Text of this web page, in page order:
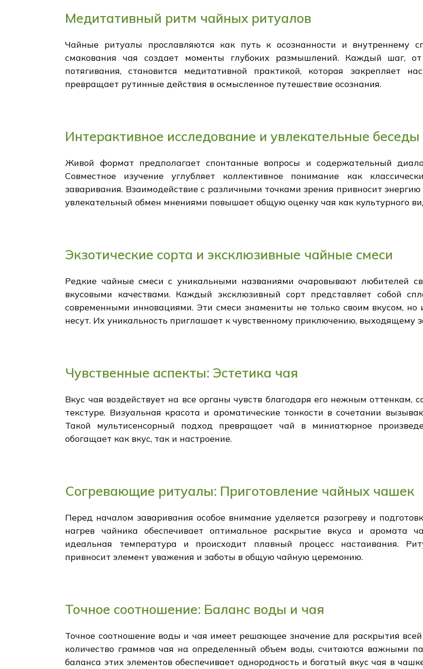
Медитативный ритм чайных ритуалов
Чайные ритуалы прославляются как путь к осознанности и внутреннему
смакования чая создает моменты глубоких размышлений. Каждый шаг,
потягивания, становится медитативной практикой, которая закрепляет
превращает рутинные действия в осмысленное путешествие осознания.
Интерактивное исследование и увлекательные
Живой формат предполагает спонтанные вопросы и содержательный
Совместное изучение углубляет коллективное понимание как
заваривания. Взаимодействие с различными точками зрения привносит
увлекательный обмен мнениями повышает общую оценку чая как культурного
Экзотические сорта и эксклюзивные чайные смеси
Редкие чайные смеси с уникальными названиями очаровывают любителей
вкусовыми качествами. Каждый эксклюзивный сорт представляет собой
современными инновациями. Эти смеси знамениты не только своим вкусом, но
несут. Их уникальность приглашает к чувственному приключению, выходящему
Чувственные аспекты: Эстетика чая
Вкус чая воздействует на все органы чувств благодаря его нежным оттенкам,
текстуре. Визуальная красота и ароматические тонкости в сочетании
Такой мультисенсорный подход превращает чай в миниатюрное
обогащает как вкус, так и настроение.
Согревающие ритуалы: Приготовление чайных чашек
Перед началом заваривания особое внимание уделяется разогреву и
нагрев чайника обеспечивает оптимальное раскрытие вкуса и аромата
идеальная температура и происходит плавный процесс настаивания.
привносит элемент уважения и заботы в общую чайную церемонию.
Точное соотношение: Баланс воды и чая
Точное соотношение воды и чая имеет решающее значение для раскрытия всей
количество граммов чая на определенный объем воды, считаются важными
баланса этих элементов обеспечивает однородность и богатый вкус чая в